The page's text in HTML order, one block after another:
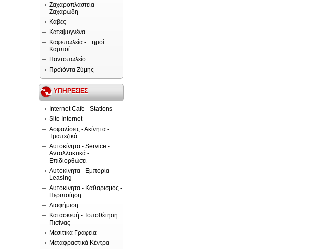
Ζαχαροπλαστεία -
Ζαχαρώδη
Κάβες
Κατεψυγνένα
Καφεπωλεία - Ξηροί
Καρποί
Παντοπωλείο
Προϊόντα Ζύμης
ΥΠΗΡΕΣΙΕΣ
Internet Cafe - Stations
Site Internet
Ασφαλίσεις - Ακίνητα -
Τραπεζικά
Αυτοκίνητα - Service -
Ανταλλακτικά -
Επιδιορθώσει
Αυτοκίνητα - Εμπορία
Leasing
Αυτοκίνητα - Καθαρισμός -
Περιποίηση
Διαφήμιση
Κατασκευή - Τοποθέτηση
Πισίνας
Μεσιτικά Γραφεία
Μεταφραστικά Κέντρα